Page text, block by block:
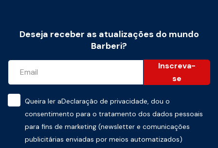
Deseja receber as atualizações do mundo
Barberi?
Inscreva-
se
Queira ler aDeclaração de privacidade, dou o
consentimento para o tratamento dos dados pessoais
para fins de marketing (newsletter e comunicações
publicitárias enviadas por meios automatizados)